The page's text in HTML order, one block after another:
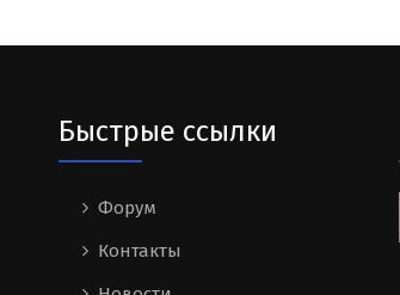
Быстрые ссылки
Форум
Контакты